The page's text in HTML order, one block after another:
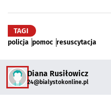
TAGI
policja pomoc resuscytacja
Diana Rusiłowicz
24@bialystokonline.pl